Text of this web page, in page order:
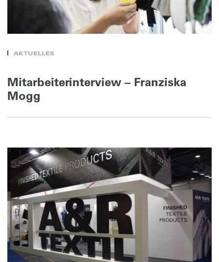
AKTUELLES
Mitarbeiterinterview – Franziska
Mogg